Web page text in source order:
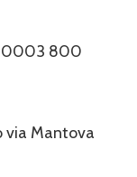
0003 800
via Mantova